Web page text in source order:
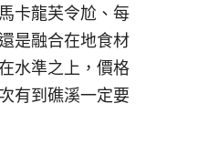
卡龍芙令尬、每
是融合在地食材
水準之上，價格
有到礁溪一定要